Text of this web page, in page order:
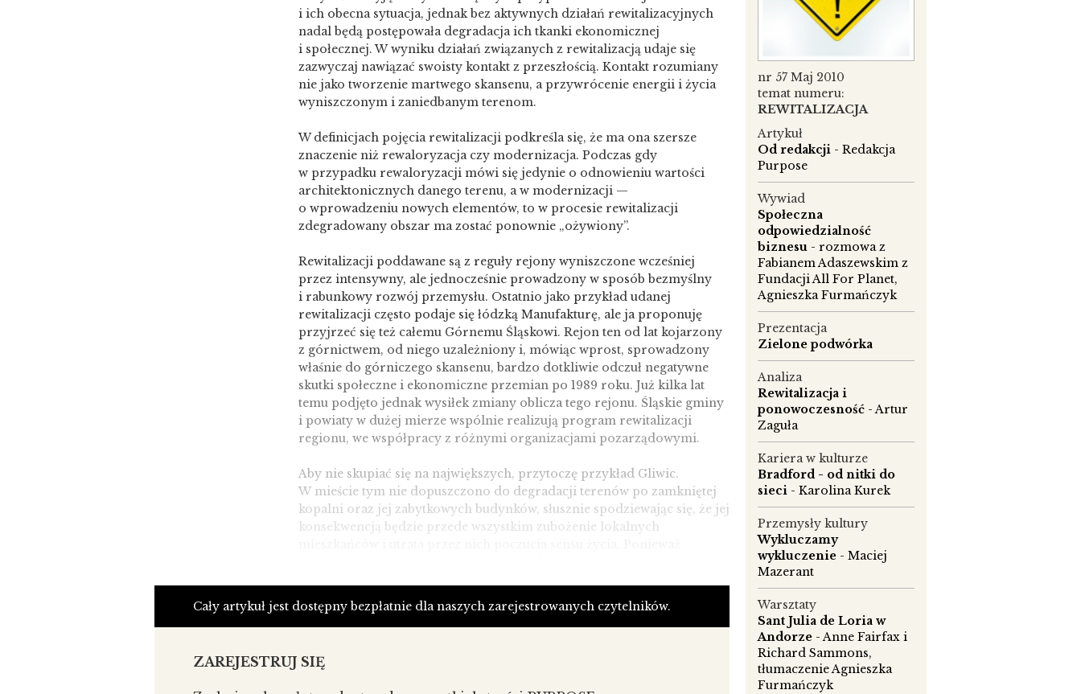
i ich obecna sytuacja, jednak bez aktywnych działań rewitalizacyjnych
nadal będą postępowała degradacja ich tkanki ekonomicznej
i społecznej. W wyniku działań związanych z rewitalizacją udaje się
zazwyczaj nawiązać swoisty kontakt z przeszłością. Kontakt rozumiany
nie jako tworzenie martwego skansenu, a przywrócenie energii i życia
wyniszczonym i zaniedbanym terenom.
W definicjach pojęcia rewitalizacji podkreśla się, że ma ona szersze
znaczenie niż rewaloryzacja czy modernizacja. Podczas gdy
w przypadku rewaloryzacji mówi się jedynie o odnowieniu wartości
architektonicznych danego terenu, a w modernizacji —
o wprowadzeniu nowych elementów, to w procesie rewitalizacji
zdegradowany obszar ma zostać ponownie „ożywiony”.
Rewitalizacji poddawane są z reguły rejony wyniszczone wcześniej
przez intensywny, ale jednocześnie prowadzony w sposób bezmyślny
i rabunkowy rozwój przemysłu. Ostatnio jako przykład udanej
rewitalizacji często podaje się łódzką Manufakturę, ale ja proponuję
przyjrzeć się też całemu Górnemu Śląskowi. Rejon ten od lat kojarzony
z górnictwem, od niego uzależniony i, mówiąc wprost, sprowadzony
właśnie do górniczego skansenu, bardzo dotkliwie odczuł negatywne
skutki społeczne i ekonomiczne przemian po 1989 roku. Już kilka lat
temu podjęto jednak wysiłek zmiany oblicza tego rejonu. Śląskie gminy
i powiaty w dużej mierze wspólnie realizują program rewitalizacji
regionu, we współpracy z różnymi organizacjami pozarządowymi.
Aby nie skupiać się na największych, przytoczę przykład Gliwic.
W mieście tym nie dopuszczono do degradacji terenów po zamkniętej
kopalni oraz jej zabytkowych budynków, słusznie spodziewając się, że jej
konsekwencją będzie przede wszystkim zubożenie lokalnych
fabrycznych budynków, ale i zaplanowano ich nową funkcję, jaką będą
pełniły w rozwoju miasta i lokalnego biznesu. Swoje miejsce znalazły
i centrum szkoleniowe. Do rewitalizowanych budynków
Cały artykuł jest dostępny bezpłatnie dla naszych zarejestrowanych czytelników.
ZAREJESTRUJ SIĘ
nr 57 Maj 2010
temat numeru:
REWITALIZACJA
Artykuł
Od redakcji - Redakcja
Purpose
Wywiad
Społeczna
odpowiedzialność
biznesu - rozmowa z
Fabianem Adaszewskim z
Fundacji All For Planet,
Agnieszka Furmańczyk
Prezentacja
Zielone podwórka
Analiza
Rewitalizacja i
ponowoczesność - Artur
Zaguła
Kariera w kulturze
Bradford - od nitki do
sieci - Karolina Kurek
Przemysły kultury
Wykluczamy
wykluczenie - Maciej
Mazerant
Warsztaty
Sant Julia de Loria w
Andorze - Anne Fairfax i
Richard Sammons,
tłumaczenie Agnieszka
Furmańczyk